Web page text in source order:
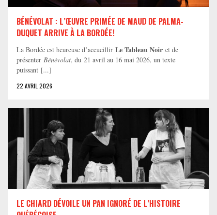
BÉNÉVOLAT : L’ŒUVRE PRIMÉE DE MAUD DE PALMA-
DUQUET ARRIVE À LA BORDÉE!
La Bordée est heureuse d’accueillir Le Tableau Noir et de
présenter Bénévolat, du 21 avril au 16 mai 2026, un texte
puissant [...]
22 AVRIL 2026
LE CHIARD DÉVOILE UN PAN IGNORÉ DE L’HISTOIRE